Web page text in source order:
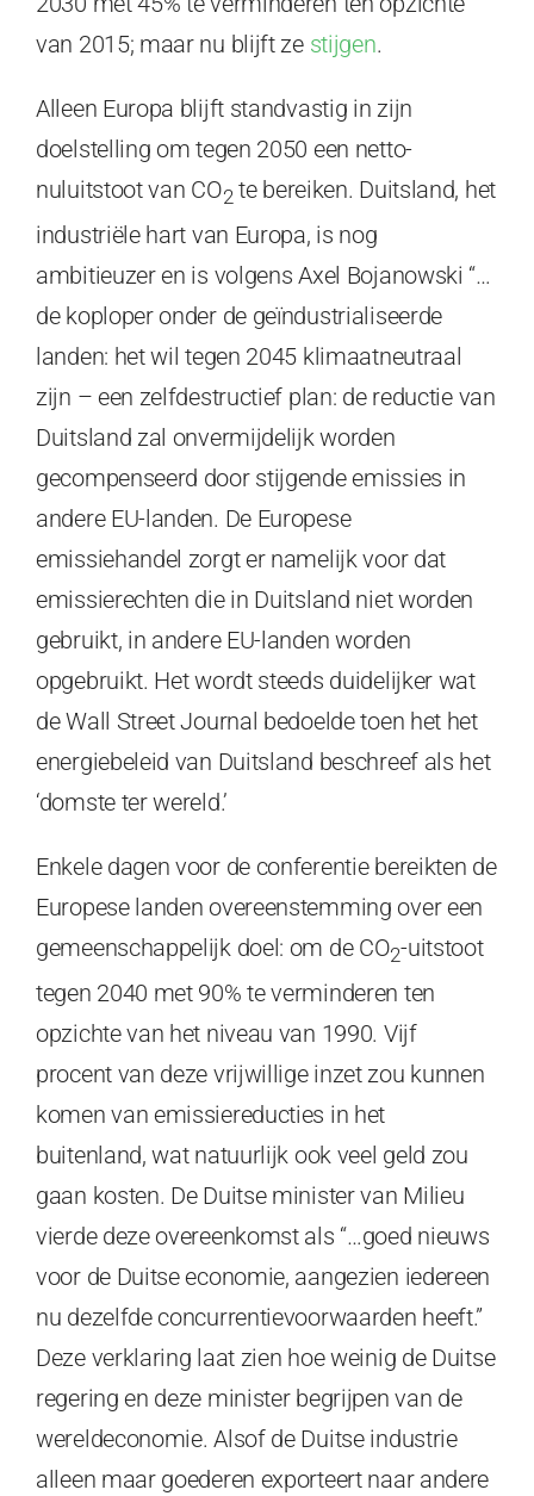
van 2015; maar nu blijft ze stijgen.
Alleen Europa blijft standvastig in zijn
doelstelling om tegen 2050 een netto-
nuluitstoot van CO2 te bereiken. Duitsland, het
industriële hart van Europa, is nog
ambitieuzer en is volgens Axel Bojanowski “…
de koploper onder de geïndustrialiseerde
landen: het wil tegen 2045 klimaatneutraal
zijn – een zelfdestructief plan: de reductie van
Duitsland zal onvermijdelijk worden
gecompenseerd door stijgende emissies in
andere EU-landen. De Europese
emissiehandel zorgt er namelijk voor dat
emissierechten die in Duitsland niet worden
gebruikt, in andere EU-landen worden
opgebruikt. Het wordt steeds duidelijker wat
de Wall Street Journal bedoelde toen het het
energiebeleid van Duitsland beschreef als het
‘domste ter wereld.’
Enkele dagen voor de conferentie bereikten de
Europese landen overeenstemming over een
gemeenschappelijk doel: om de CO2-uitstoot
tegen 2040 met 90% te verminderen ten
opzichte van het niveau van 1990. Vijf
procent van deze vrijwillige inzet zou kunnen
komen van emissiereducties in het
buitenland, wat natuurlijk ook veel geld zou
gaan kosten. De Duitse minister van Milieu
vierde deze overeenkomst als “…goed nieuws
voor de Duitse economie, aangezien iedereen
nu dezelfde concurrentievoorwaarden heeft.”
Deze verklaring laat zien hoe weinig de Duitse
regering en deze minister begrijpen van de
wereldeconomie. Alsof de Duitse industrie
alleen maar goederen exporteert naar andere